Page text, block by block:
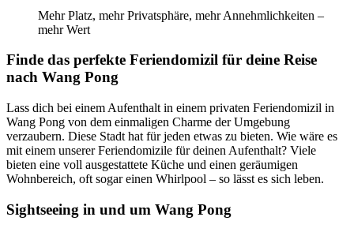
Mehr Platz, mehr Privatsphäre, mehr Annehmlichkeiten –
mehr Wert
Finde das perfekte Feriendomizil für deine Reise
nach Wang Pong
Lass dich bei einem Aufenthalt in einem privaten Feriendomizil in
Wang Pong von dem einmaligen Charme der Umgebung
verzaubern. Diese Stadt hat für jeden etwas zu bieten. Wie wäre es
mit einem unserer Feriendomizile für deinen Aufenthalt? Viele
bieten eine voll ausgestattete Küche und einen geräumigen
Wohnbereich, oft sogar einen Whirlpool – so lässt es sich leben.
Sightseeing in und um Wang Pong